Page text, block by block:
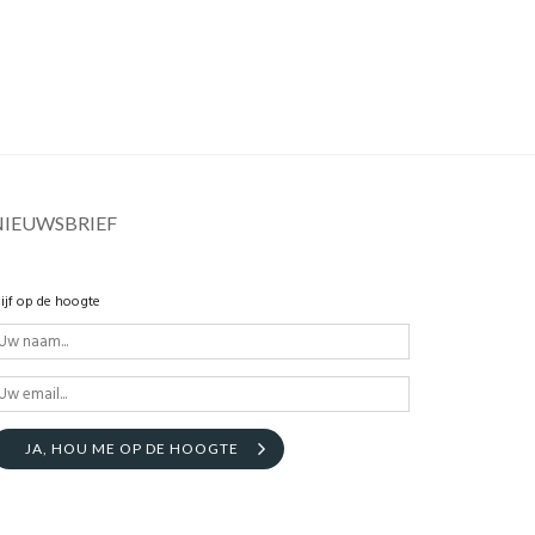
op de hoogte
JA, HOU ME OP DE HOOGTE